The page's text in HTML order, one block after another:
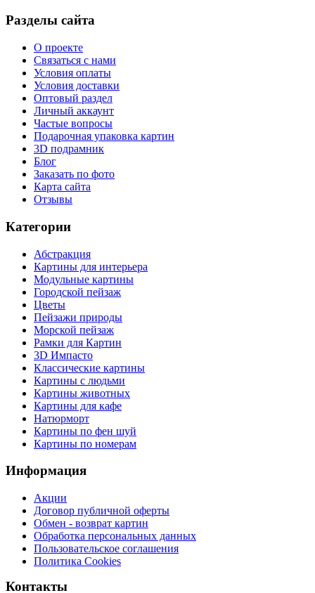
Разделы сайта
О проекте
Связаться с нами
Условия оплаты
Условия доставки
Оптовый раздел
Личный аккаунт
Частые вопросы
Подарочная упаковка картин
3D подрамник
Блог
Заказать по фото
Карта сайта
Отзывы
Категории
Абстракция
Картины для интерьера
Модульные картины
Городской пейзаж
Цветы
Пейзажи природы
Морской пейзаж
Рамки для Картин
3D Импасто
Классические картины
Картины с людьми
Картины животных
Картины для кафе
Натюрморт
Картины по фен шуй
Картины по номерам
Информация
Акции
Договор публичной оферты
Обмен - возврат картин
Обработка персональных данных
Пользовательское соглашения
Политика Cookies
Контакты